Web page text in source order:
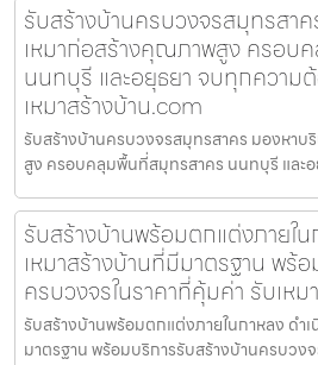
รับสร้างบ้านครบวงจรสมุทรสา
เหมาก่อสร้างคุณภาพสูง ครอบ
นนทบุรี และอยุธยา จบทุกความ
เหมาสร้างบ้าน.com
รับสร้างบ้านครบวงจรสมุทรสาคร มองหา
สูง ครอบคลุมพื้นที่สมุทรสาคร นนทบุรี และ
รับสร้างบ้านพร้อมตกแต่งภายใน
เหมาสร้างบ้านที่มีมาตรฐาน พร้
ครบวงจรในราคาที่คุ้มค่า รับเห
รับสร้างบ้านพร้อมตกแต่งภายในกาหลง ดำ
มาตรฐาน พร้อมบริการรับสร้างบ้านครบวง